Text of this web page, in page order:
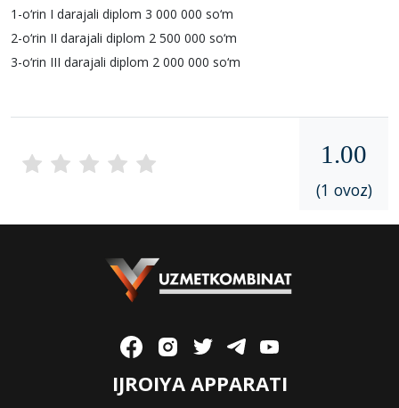
1-o‘rin I darajali diplom 3 000 000 so‘m
2-o‘rin II darajali diplom 2 500 000 so‘m
3-o‘rin III darajali diplom 2 000 000 so‘m
1.00
(1 ovoz)
IJROIYA APPARATI